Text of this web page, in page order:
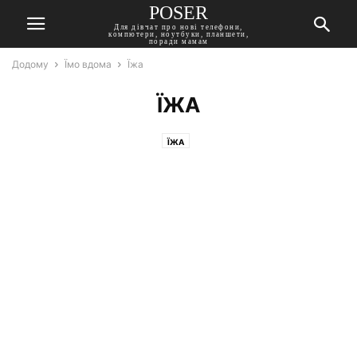
POSER
Для дівчат про нові телефони,
компютери, ноутбуки, планшети,
поради мамам
Додому Їмо вдома Їжа
ЇЖА
ЇЖА